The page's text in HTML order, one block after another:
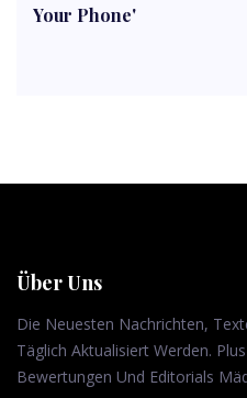
Your Phone'
Über Uns
Die Neuesten Nachrichten,
Täglich Aktualisiert Werden.
Bewertungen Und Editorials